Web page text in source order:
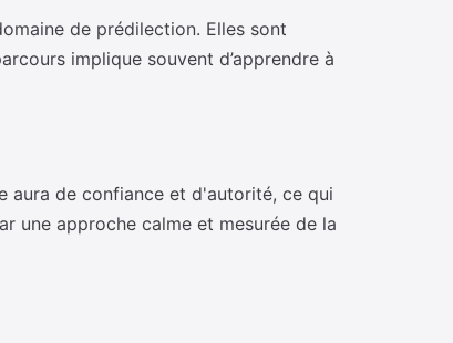
de prédilection. Elles sont
implique souvent d’apprendre à
aura de confiance et d'autorité, ce qui
une approche calme et mesurée de la